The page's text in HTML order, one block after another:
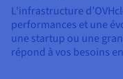
L’infrastructure
performances et une
une startup ou une
répond à vos besoins